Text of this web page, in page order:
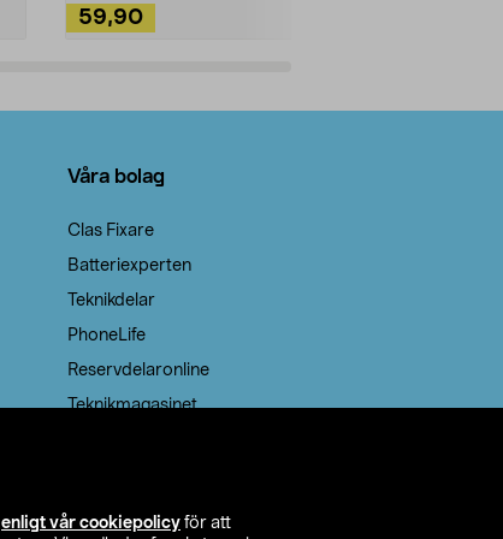
enligt vår cookiepolicy för att
59,90
Våra bolag
Clas Fixare
Batteriexperten
Teknikdelar
PhoneLife
Reservdelaronline
Teknikmagasinet